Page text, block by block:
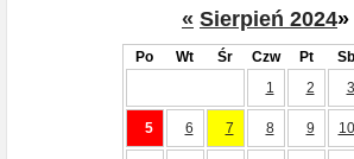
« Sierpień 2024»
Po Wt Śr Czw Pt Sb
1
2 3
5 6 7 8 9 10